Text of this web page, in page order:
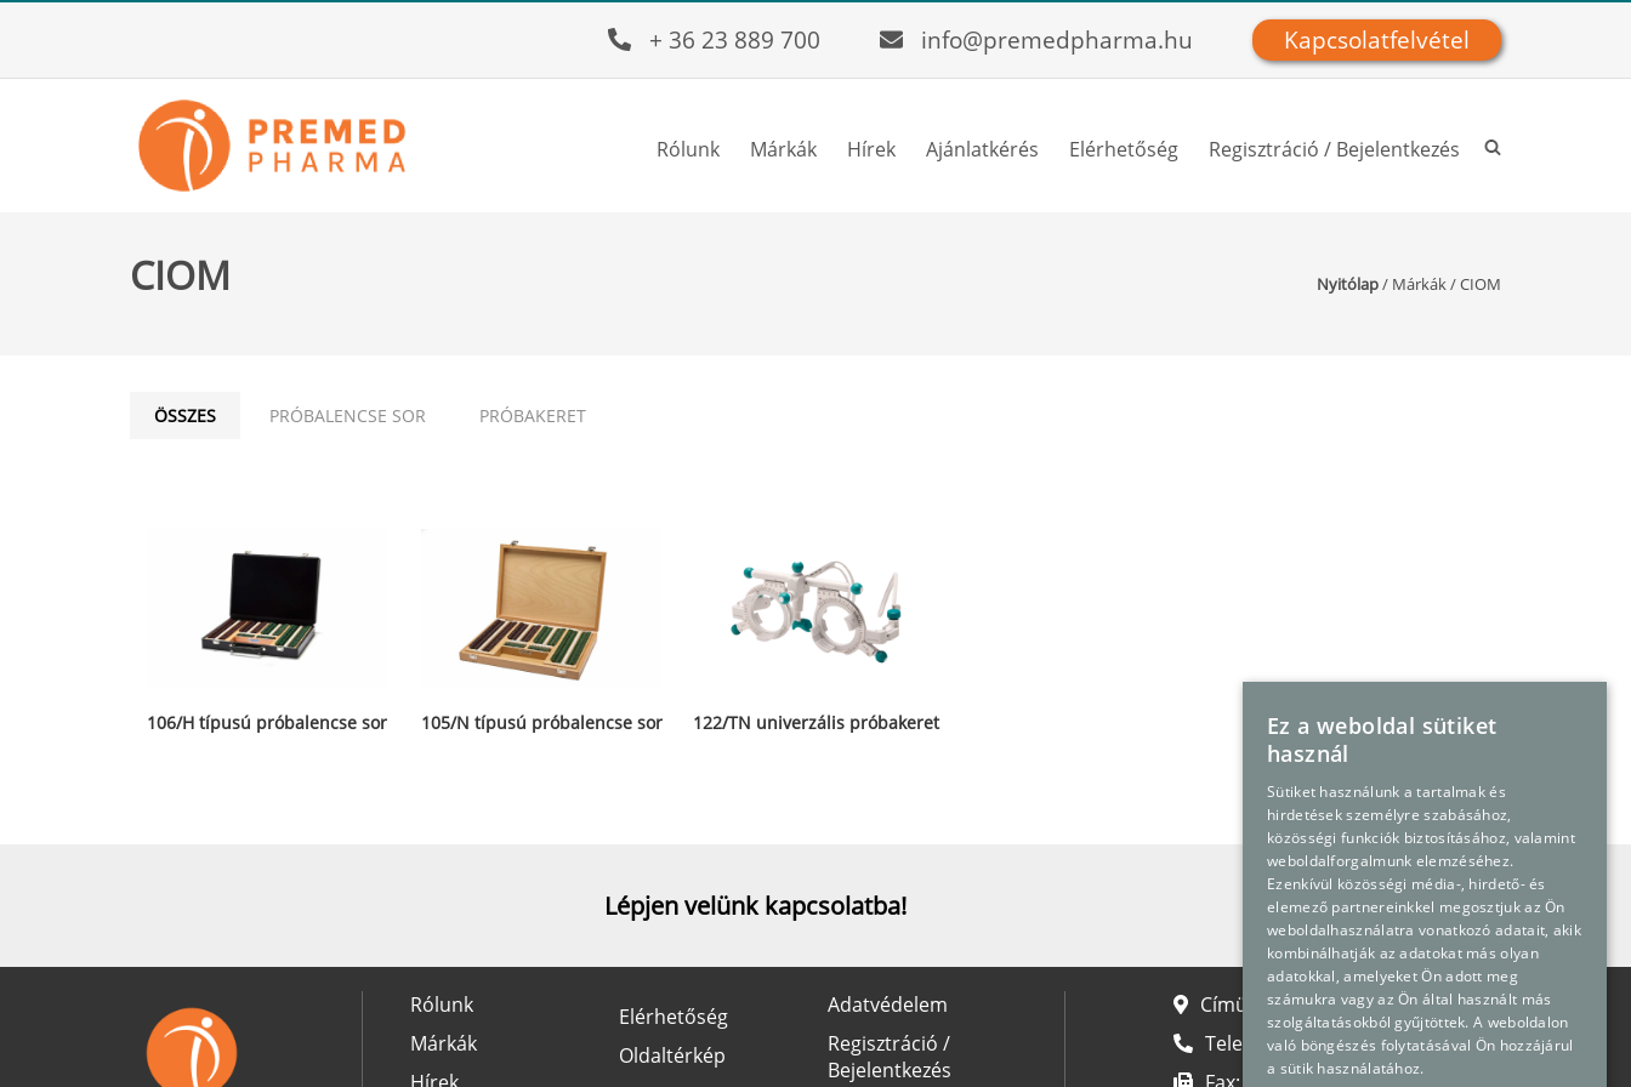
+ 36 23 889 700 info@premedpharma.hu Kapcsolatfelvétel
Rólunk Márkák Hírek Ajánlatkérés Elérhetőség Regisztráció / Bejelentkezés
CIOM Nyitólap/ Márkák/CIOM
ÖSSZES PRÓBALENCSE SOR PRÓBAKERET
106/H típusú próbalencse sor 105/N típusú próbalencse sor 122/TN univerzális próbakeret
Lépjen velünk kapcsolatba! Kapcsolatfelvétel
Rólunk
Márkák
Elérhetőség
Oldaltérkép
Adatvédelem
Regisztráció /
Bejelentkezés
Címünk: 2040 Budaörs, Gyár u. 2.
Telefon:+36 23 889 700
Ez a weboldal sütiket
használ
Sütiket használunk a tartalmak és
hirdetések személyre szabásához,
közösségi funkciók biztosításához, valamint
weboldalforgalmunk elemzéséhez.
Ezenkívül közösségi média-, hirdető- és
elemező partnereinkkel megosztjuk az Ön
weboldalhasználatra vonatkozó adatait, akik
kombinálhatják az adatokat más olyan
adatokkal, amelyeket Ön adott meg
számukra vagy az Ön által használt más
szolgáltatásokból gyűjtöttek. A weboldalon
való böngészés folytatásával Ön hozzájárul
a sütik használatához.